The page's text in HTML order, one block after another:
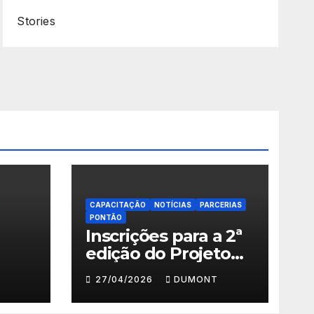
Stories
CAPACITAÇÃO NOTÍCIAS
PARCERIAS
PONTÃO
Inscrições para a 2ª
edição do Projeto
Fazendo Meu
Primeiro Filme em
Nova Iguaçu
27/04/2026 DUMONT